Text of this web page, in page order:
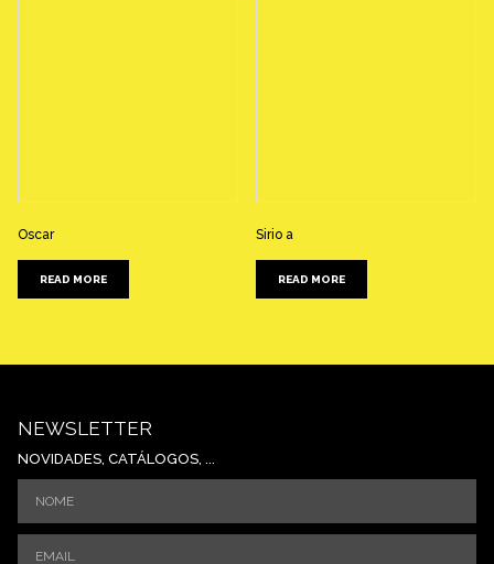
Oscar
READ MORE
Sirio a
READ MORE
NEWSLETTER
NOVIDADES, CATÁLOGOS, ...